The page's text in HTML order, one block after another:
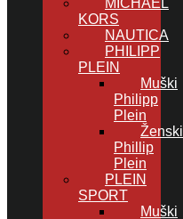
MICHAEL
KORS
NAUTICA
PHILIPP
PLEIN
Muški
Philipp
Plein
Ženski
Phillip
Plein
PLEIN
SPORT
Muški